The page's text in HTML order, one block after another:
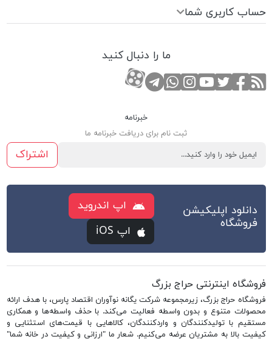
حساب کاربری شما
ما را دنبال کنید
RSSصفحه فیسبوک
صفحه تویتر
کانال یوتوب
صفحه اینستاگرام
تماس با واتس اپ
کانال تلگرام
کانال آپارات
خبرنامه
ثبت نام برای دریافت خبرنامه ما
اشتراک
دانلود اپلیکیشن
فروشگاه
اپ اندروید
اپ iOS
فروشگاه اینترنتی حراج بزرگ
فروشگاه حراج بزرگ، زیرمجموعه شرکت یگانه نوآوران اقتصاد پارس، با هدف ارائه
محصولات متنوع و بدون واسطه فعالیت می‌کند. با حذف واسطه‌ها و همکاری
مستقیم با تولیدکنندگان و واردکنندگان، کالاهایی با قیمت‌های استثنایی و
کیفیت بالا به مشتریان عرضه می‌کنیم. شعار ما "ارزانی و کیفیت در خانه شما"